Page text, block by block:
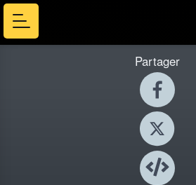
Partager